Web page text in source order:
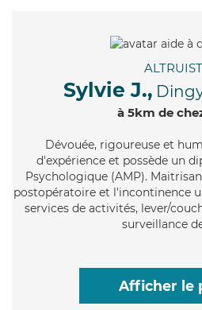
Sylvie J.,
à 5km de
Dévouée, rigoureuse et
d'expérience et possède un
Psychologique (AMP).
postopératoire et l'incontinence
services de activités, lever/
surveillance
Afficher le